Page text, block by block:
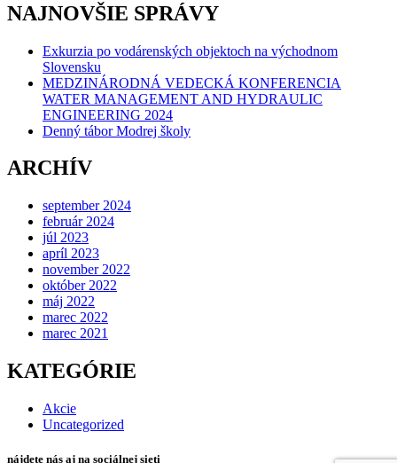
NAJNOVŠIE SPRÁVY
Exkurzia po vodárenských objektoch na východnom
Slovensku
MEDZINÁRODNÁ VEDECKÁ KONFERENCIA
WATER MANAGEMENT AND HYDRAULIC
ENGINEERING 2024
Denný tábor Modrej školy
ARCHÍV
september 2024
február 2024
júl 2023
apríl 2023
november 2022
október 2022
máj 2022
marec 2022
marec 2021
KATEGÓRIE
Akcie
Uncategorized
nájdete nás aj na sociálnej sieti